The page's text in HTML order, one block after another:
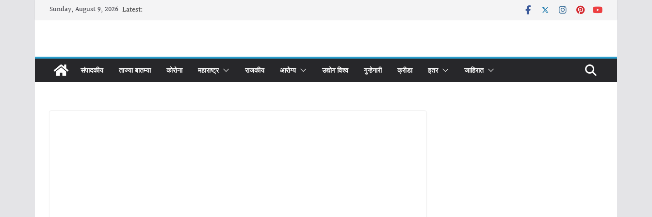
Sunday, August 9, 2026 Latest:
संपादकीय ताज्या बातम्या कोरोना महाराष्ट्र राजकीय आरोग्य उद्योग विश्व गुन्हेगारी क्रीडा इतर जाहिरात